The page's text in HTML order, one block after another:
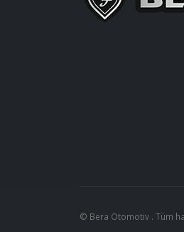
© Bera Otomotiv . Tüm